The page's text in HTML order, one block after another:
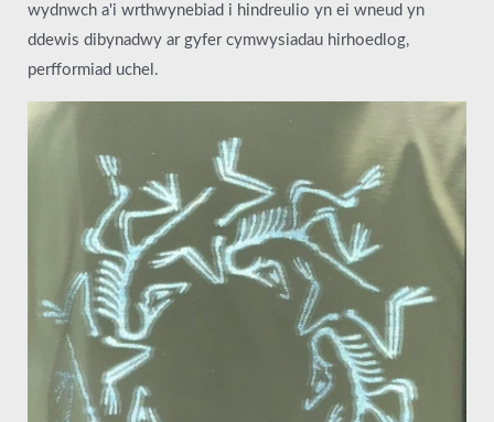
wydnwch a'i wrthwynebiad i hindreulio yn ei wneud yn
ddewis dibynadwy ar gyfer cymwysiadau hirhoedlog,
perfformiad uchel.